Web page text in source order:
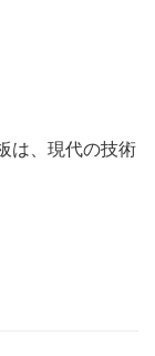
は、現代の技術